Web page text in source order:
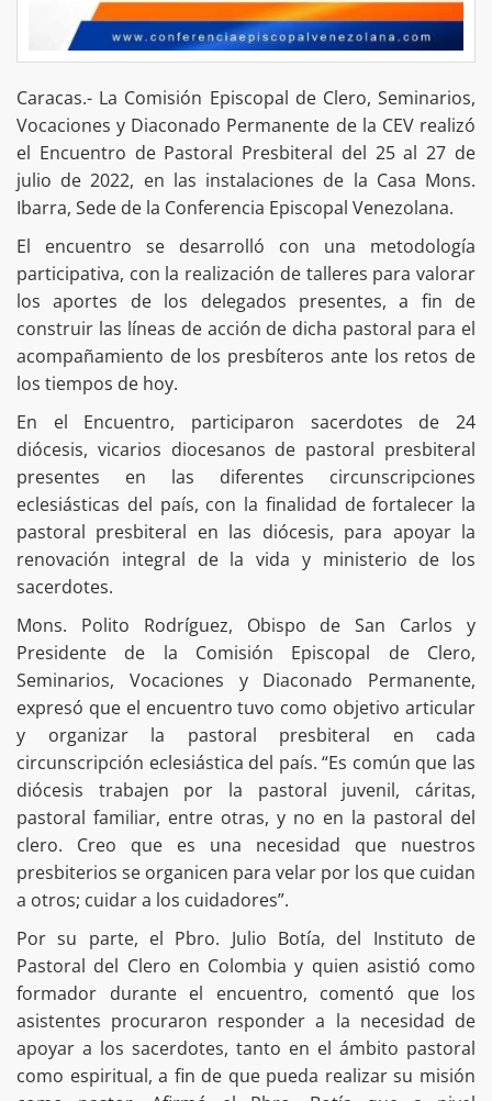
Caracas.- La Comisión Episcopal de Clero, Seminarios,
Vocaciones y Diaconado Permanente de la CEV realizó
el Encuentro de Pastoral Presbiteral del 25 al 27 de
julio de 2022, en las instalaciones de la Casa Mons.
Ibarra, Sede de la Conferencia Episcopal Venezolana.
El encuentro se desarrolló con una metodología
participativa, con la realización de talleres para valorar
los aportes de los delegados presentes, a fin de
construir las líneas de acción de dicha pastoral para el
acompañamiento de los presbíteros ante los retos de
los tiempos de hoy.
En el Encuentro, participaron sacerdotes de 24
diócesis, vicarios diocesanos de pastoral presbiteral
presentes en las diferentes circunscripciones
eclesiásticas del país, con la finalidad de fortalecer la
pastoral presbiteral en las diócesis, para apoyar la
renovación integral de la vida y ministerio de los
sacerdotes.
Mons. Polito Rodríguez, Obispo de San Carlos y
Presidente de la Comisión Episcopal de Clero,
Seminarios, Vocaciones y Diaconado Permanente,
expresó que el encuentro tuvo como objetivo articular
y organizar la pastoral presbiteral en cada
circunscripción eclesiástica del país. “Es común que las
diócesis trabajen por la pastoral juvenil, cáritas,
pastoral familiar, entre otras, y no en la pastoral del
clero. Creo que es una necesidad que nuestros
presbiterios se organicen para velar por los que cuidan
a otros; cuidar a los cuidadores”.
Por su parte, el Pbro. Julio Botía, del Instituto de
Pastoral del Clero en Colombia y quien asistió como
formador durante el encuentro, comentó que los
asistentes procuraron responder a la necesidad de
apoyar a los sacerdotes, tanto en el ámbito pastoral
como espiritual, a fin de que pueda realizar su misión